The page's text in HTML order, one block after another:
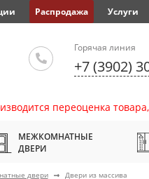
Распродажа Услуги
Горячая линия
+7 (3902)
переоценка
МЕЖКОМНАТНЫЕ
ДВЕРИ
двери Двери из массива